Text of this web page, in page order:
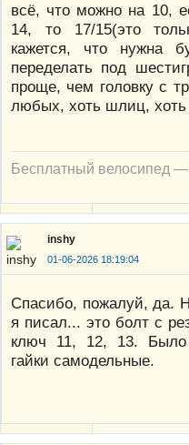
всё, что можно на 10,
14, то 17/15(это
кажется, что нужна
переделать под
проще, чем головку с
любых, хоть шлиц,
Бесплатный велосипед
inshy
01-06-2026 18:19:04
Спасибо, пожалуй, да.
я писал... это болт с
ключ 11, 12, 13. Было
гайки самодельные.